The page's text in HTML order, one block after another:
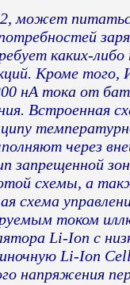
может
каких-
Кроме
нА тока от
Встроенная
через
запрещенной
схемы, а
схема
током
Li-Ion с
Li-Ion
напряжения